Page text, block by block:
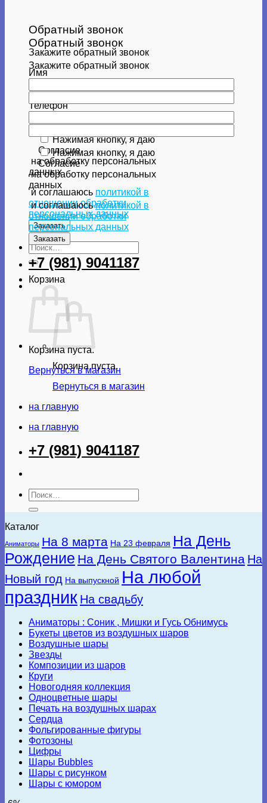
Обратный звонок
Закажите обратный звонок
Имя
Телефон
Нажимая кнопку, я даю
Согласие
на обработку персональных
данных
и соглашаюсь политикой в
отношении обработки
персональных данных
Искать:
Корзина
Корзина пуста.
Вернуться в магазин
Обратный звонок
Закажите обратный звонок
Нажимая кнопку, я даю
Согласие
на обработку персональных
данных
и соглашаюсьполитикой в
отношении обработки
персональных данных
+7 (981) 9041187
Корзина пуста.
Вернуться в магазин
на главную
на главную
+7 (981) 9041187
Искать:
Каталог
Аниматоры На 8 марта На 23 февраля На День
Рождение На День Святого Валентина На
Новый год На выпускной На любой
праздник На свадьбу
Аниматоры : Соник , Мишки и Гусь Обнимусь
Букеты цветов из воздушных шаров
Воздушные шары
Звезды
Композиции из шаров
Круги
Новогодняя коллекция
Одноцветные шары
Печать на воздушных шарах
Сердца
Фольгированные фигуры
Фотозоны
Цифры
Шары Bubbles
Шары с рисунком
Шары с юмором